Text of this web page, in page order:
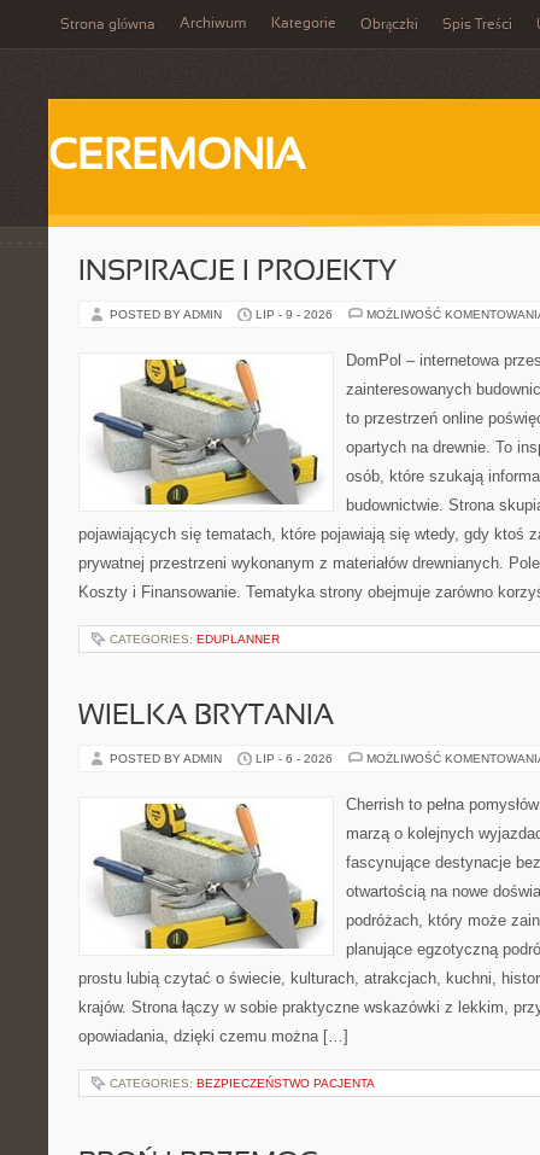
Strona główna Archiwum Kategorie Obrączki Spis Treści
CEREMONIA
INSPIRACJE I PROJEKTY
POSTED BY ADMIN LIP - 9 - 2026 MOŻLIWOŚĆ
DomPol – internetowa
zainteresowanych
to przestrzeń online
opartych na drewnie. To
osób, które szukają
budownictwie. Strona
pojawiających się tematach, które pojawiają się wtedy, gdy ktoś
prywatnej przestrzeni wykonanym z materiałów drewnianych.
Koszty i Finansowanie. Tematyka strony obejmuje zarówno
CATEGORIES: EDUPLANNER
WIELKA BRYTANIA
POSTED BY ADMIN LIP - 6 - 2026 MOŻLIWOŚĆ
Cherrish to pełna
marzą o kolejnych
fascynujące destynacje
otwartością na nowe
podróżach, który może
planujące egzotyczną
prostu lubią czytać o świecie, kulturach, atrakcjach, kuchni,
krajów. Strona łączy w sobie praktyczne wskazówki z lekkim,
opowiadania, dzięki czemu można […]
CATEGORIES: BEZPIECZEŃSTWO PACJENTA